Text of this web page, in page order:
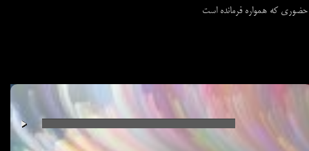
حضوري كه همواره فرمانده است
00:00/00:00